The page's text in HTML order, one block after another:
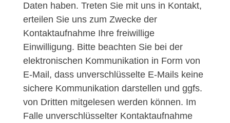
Daten haben. Treten Sie mit uns in Kontakt,
erteilen Sie uns zum Zwecke der
Kontaktaufnahme Ihre freiwillige
Einwilligung. Bitte beachten Sie bei der
elektronischen Kommunikation in Form von
E-Mail, dass unverschlüsselte E-Mails keine
sichere Kommunikation darstellen und ggfs.
von Dritten mitgelesen werden können. Im
Falle unverschlüsselter Kontaktaufnahme